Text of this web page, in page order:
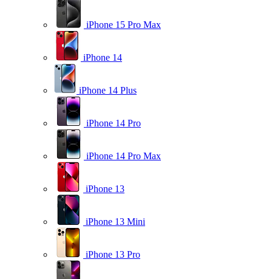
iPhone 15 Pro Max
iPhone 14
iPhone 14 Plus
iPhone 14 Pro
iPhone 14 Pro Max
iPhone 13
iPhone 13 Mini
iPhone 13 Pro